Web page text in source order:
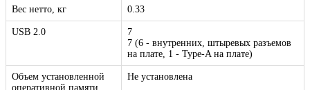
Вес нетто, кг 0.33
USB 2.0
7
7 (6 - внутренних, штыревых разъемов
на плате, 1 - Type-A на плате)
Объем установленной
оперативной памяти
Не установлена